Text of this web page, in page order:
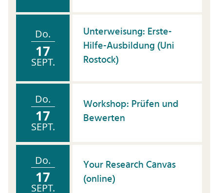
Do.
17
SEPT.
Unterweisung: Erste-
Hilfe-Ausbildung (Uni
Rostock)
Do.
17
SEPT.
Workshop: Prüfen und
Bewerten
Do.
17
SEPT.
Your Research Canvas
(online)